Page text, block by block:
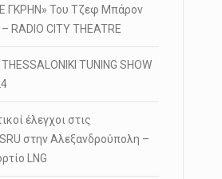
ΓΚΡΗΝ» Του Τζεφ Μπάρον
RADIO CITY THEATRE
TUNING SHOW
έλεγχοι στις
στην Αλεξανδρούπολη –
LNG